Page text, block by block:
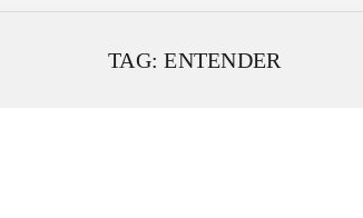
TAG: ENTENDER